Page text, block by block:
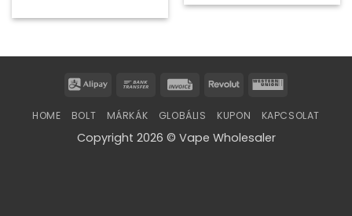
Alipay
Bank
Invoice RevolutWestern
HOME BOLT MÁRKÁK GLOBÁLIS KUPON KAPCSOLAT
Copyright 2026 © Vape Wholesaler